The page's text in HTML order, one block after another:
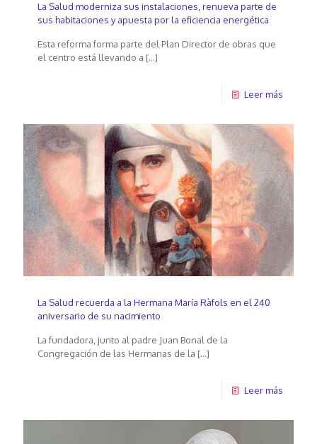
La Salud moderniza sus instalaciones, renueva parte de
sus habitaciones y apuesta por la eficiencia energética
Esta reforma forma parte del Plan Director de obras que
el centro está llevando a […]
Leer más
La Salud recuerda a la Hermana María Ràfols en el 240
aniversario de su nacimiento
La fundadora, junto al padre Juan Bonal de la
Congregación de las Hermanas de la […]
Leer más